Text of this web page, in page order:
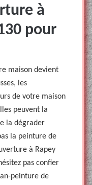
à
pour
maison devient
les
de votre maison
peuvent la
la dégrader
la peinture de
à Rapey
pas confier
peinture de